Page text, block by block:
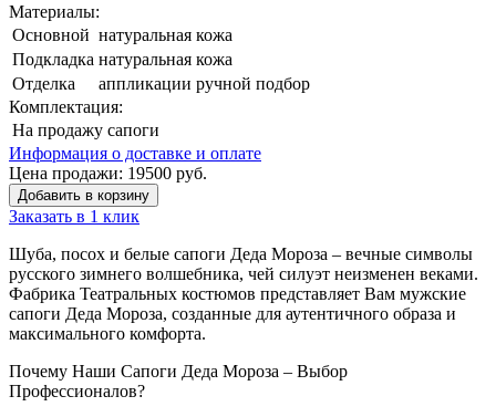
Материалы:
Основной натуральная кожа
Подкладка натуральная кожа
Отделка
аппликации ручной подбор
Комплектация:
На продажу сапоги
Информация о доставке и оплате
Цена продажи: 19500 руб.
Добавить в корзину
Заказать в 1 клик
Шуба, посох и белые сапоги Деда Мороза – вечные символы
русского зимнего волшебника, чей силуэт неизменен веками.
Фабрика Театральных костюмов представляет Вам мужские
сапоги Деда Мороза, созданные для аутентичного образа и
максимального комфорта.
Почему Наши Сапоги Деда Мороза – Выбор
Профессионалов?